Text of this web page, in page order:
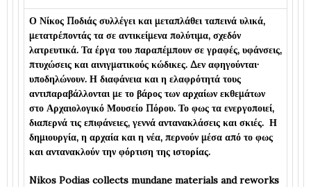
Ο Νίκος Ποδιάς συλλέγει και μεταπλάθει ταπεινά υλικά,
μετατρέποντάς τα σε αντικείμενα πολύτιμα, σχεδόν
λατρευτικά. Τα έργα του παραπέμπουν σε γραφές, υφάνσεις,
πτυχώσεις και αινιγματικούς κώδικες. Δεν αφηγούνται·
υποδηλώνουν. Η διαφάνεια και η ελαφρότητά τους
αντιπαραβάλλονται με το βάρος των αρχαίων εκθεμάτων
στο Αρχαιολογικό Μουσείο Πόρου. Το φως τα ενεργοποιεί,
διαπερνά τις επιφάνειες, γεννά αντανακλάσεις και σκιές. Η
δημιουργία, η αρχαία και η νέα, περνούν μέσα από το φως
και αντανακλούν την φόρτιση της ιστορίας.
Nikos Podias collects mundane materials and reworks